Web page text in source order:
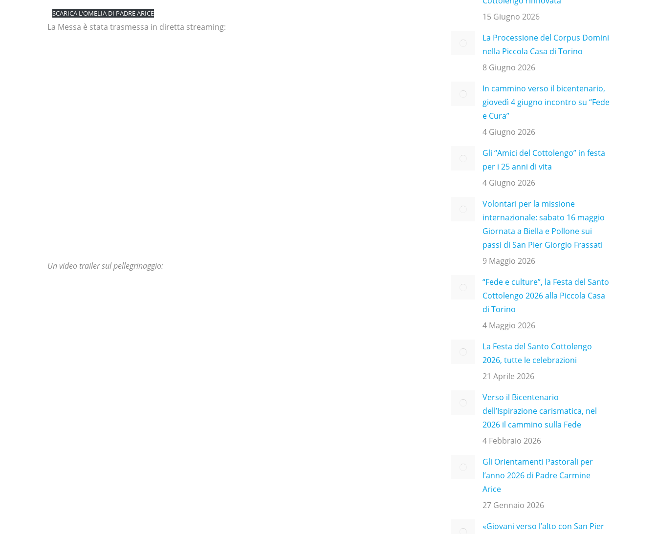
SCARICA L’OMELIA DI PADRE ARICE
La Messa è stata trasmessa in diretta streaming:
Un video trailer sul pellegrinaggio:
15 Giugno 2026
La Processione del Corpus Domini
nella Piccola Casa di Torino
8 Giugno 2026
In cammino verso il bicentenario,
giovedì 4 giugno incontro su “Fede
e Cura”
4 Giugno 2026
Gli “Amici del Cottolengo” in festa
per i 25 anni di vita
4 Giugno 2026
Volontari per la missione
internazionale: sabato 16 maggio
Giornata a Biella e Pollone sui
passi di San Pier Giorgio Frassati
9 Maggio 2026
“Fede e culture”, la Festa del Santo
Cottolengo 2026 alla Piccola Casa
di Torino
4 Maggio 2026
La Festa del Santo Cottolengo
2026, tutte le celebrazioni
21 Aprile 2026
Verso il Bicentenario
dell’Ispirazione carismatica, nel
2026 il cammino sulla Fede
4 Febbraio 2026
Gli Orientamenti Pastorali per
l’anno 2026 di Padre Carmine
Arice
27 Gennaio 2026
«Giovani verso l’alto con San Pier